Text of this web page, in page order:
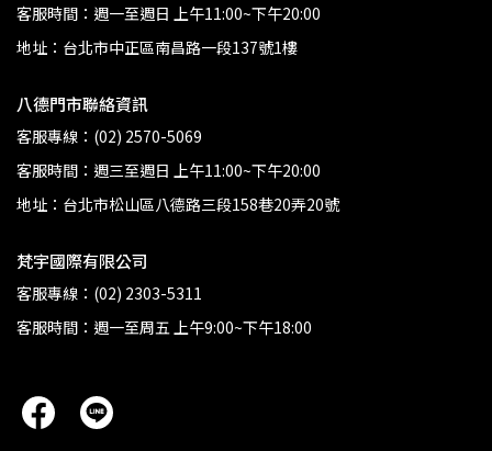
客服時間：週一至週日 上午11:00~下午20:00
地址：台北市中正區南昌路一段137號1樓
八德門市聯絡資訊
客服專線：(02) 2570-5069
客服時間：週三至週日 上午11:00~下午20:00
地址：台北市松山區八德路三段158巷20弄20號
梵宇國際有限公司
客服專線：(02) 2303-5311
客服時間：週一至周五 上午9:00~下午18:00